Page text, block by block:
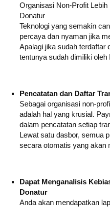
Organisasi Non-Profit
Donatur
Teknologi yang semakin
percaya dan nyaman jika
Apalagi jika sudah terdaftar
tentunya sudah dimiliki oleh
Pencatatan dan Daftar
Sebagai organisasi non-
adalah hal yang krusial.
dalam pencatatan setiap
Lewat satu dasbor, semua
secara otomatis yang akan
Dapat Menganalisis
Donatur
Anda akan mendapatkan